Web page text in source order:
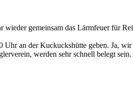
wieder gemeinsam das Lärmfeuer für
an der Kuckuckshütte geben. Ja,
werden sehr schnell belegt